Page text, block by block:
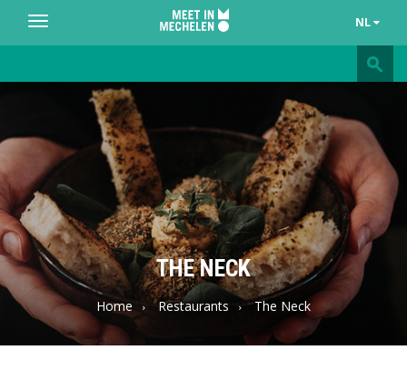
NL
Toggle
navigation
THE NECK
Home Restaurants The Neck